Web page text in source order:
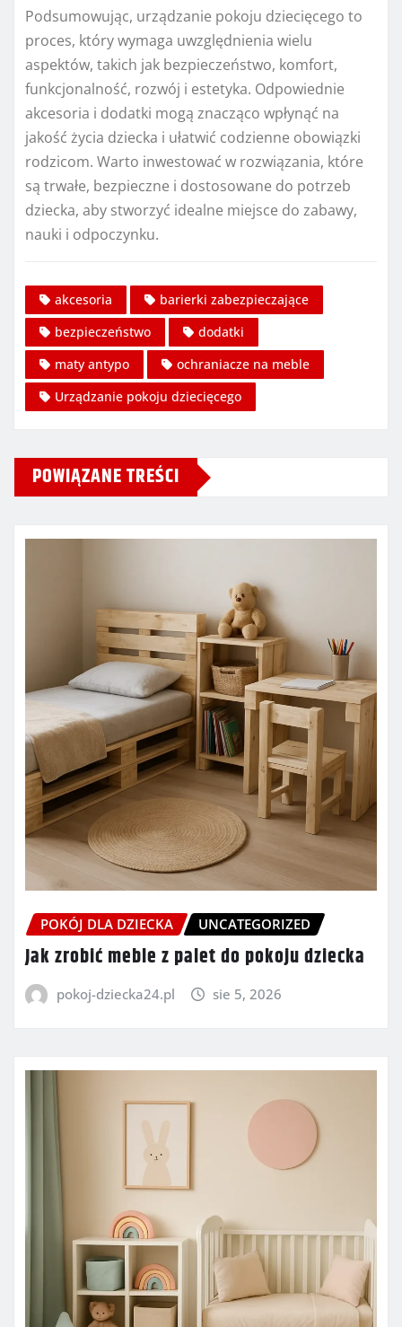
Podsumowując, urządzanie pokoju dziecięcego to
proces, który wymaga uwzględnienia wielu
aspektów, takich jak bezpieczeństwo, komfort,
funkcjonalność, rozwój i estetyka. Odpowiednie
akcesoria i dodatki mogą znacząco wpłynąć na
jakość życia dziecka i ułatwić codzienne obowiązki
rodzicom. Warto inwestować w rozwiązania, które
są trwałe, bezpieczne i dostosowane do potrzeb
dziecka, aby stworzyć idealne miejsce do zabawy,
nauki i odpoczynku.
akcesoria
barierki zabezpieczające
bezpieczeństwo
dodatki
maty antypo
ochraniacze na meble
Urządzanie pokoju dziecięcego
POWIĄZANE TREŚCI
POKÓJ DLA DZIECKA UNCATEGORIZED
Jak zrobić meble z palet do pokoju dziecka
pokoj-dziecka24.pl sie 5, 2026